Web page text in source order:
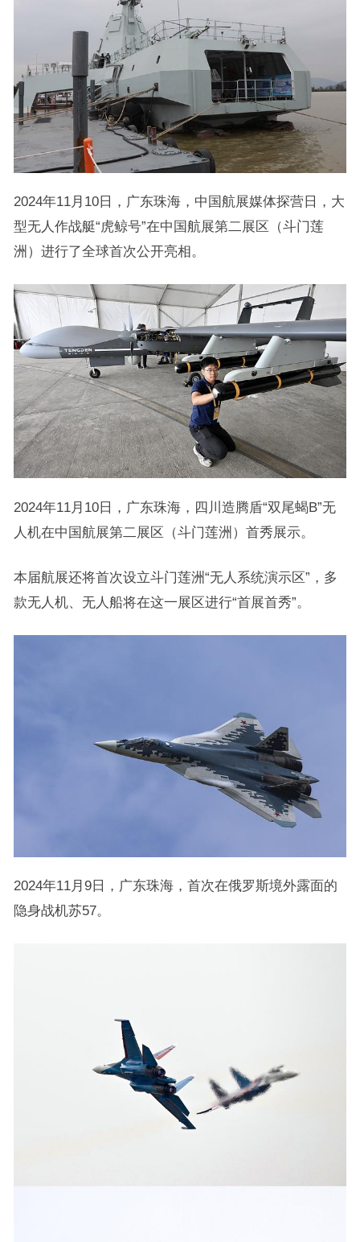
2024年11月10日，广东珠海，中国航展媒体探营日，大
型无人作战艇“虎鲸号”在中国航展第二展区（斗门莲
洲）进行了全球首次公开亮相。
2024年11月10日，广东珠海，四川造腾盾“双尾蝎B”无
人机在中国航展第二展区（斗门莲洲）首秀展示。
本届航展还将首次设立斗门莲洲“无人系统演示区”，多
款无人机、无人船将在这一展区进行“首展首秀”。
2024年11月9日，广东珠海，首次在俄罗斯境外露面的
隐身战机苏57。